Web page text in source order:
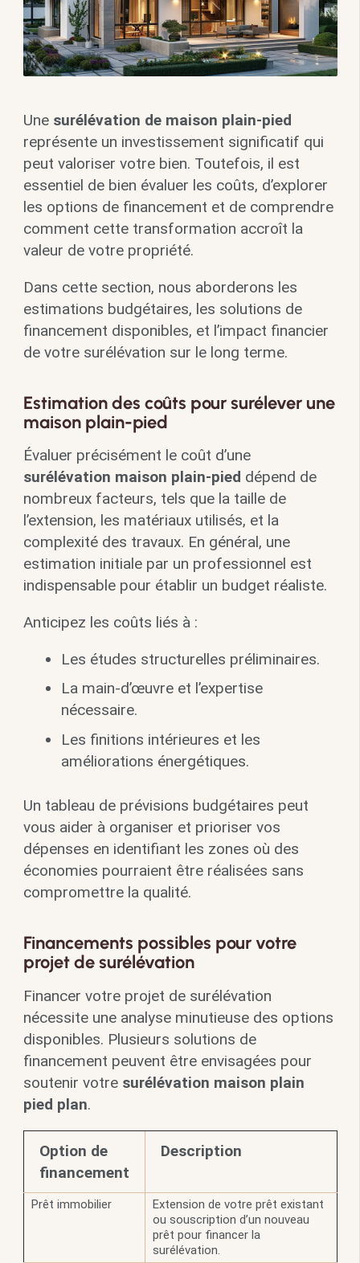
Une surélévation de maison plain-pied
représente un investissement significatif qui
peut valoriser votre bien. Toutefois, il est
essentiel de bien évaluer les coûts, d’explorer
les options de financement et de comprendre
comment cette transformation accroît la
valeur de votre propriété.
Dans cette section, nous aborderons les
estimations budgétaires, les solutions de
financement disponibles, et l’impact financier
de votre surélévation sur le long terme.
Estimation des coûts pour surélever une
maison plain-pied
Évaluer précisément le coût d’une
surélévation maison plain-pied dépend de
nombreux facteurs, tels que la taille de
l’extension, les matériaux utilisés, et la
complexité des travaux. En général, une
estimation initiale par un professionnel est
indispensable pour établir un budget réaliste.
Anticipez les coûts liés à :
Les études structurelles préliminaires.
La main-d’œuvre et l’expertise
nécessaire.
Les finitions intérieures et les
améliorations énergétiques.
Un tableau de prévisions budgétaires peut
vous aider à organiser et prioriser vos
dépenses en identifiant les zones où des
économies pourraient être réalisées sans
compromettre la qualité.
Financements possibles pour votre
projet de surélévation
Financer votre projet de surélévation
nécessite une analyse minutieuse des options
disponibles. Plusieurs solutions de
financement peuvent être envisagées pour
soutenir votre surélévation maison plain
pied plan.
Option de
financement
Description
Prêt immobilier
Extension de votre prêt existant
ou souscription d’un nouveau
prêt pour financer la
surélévation.